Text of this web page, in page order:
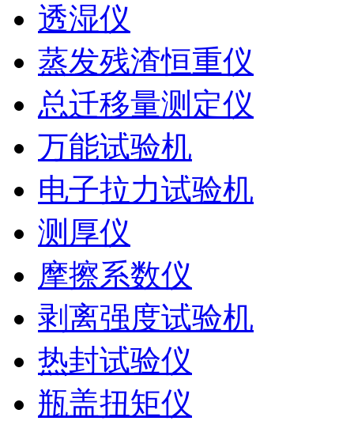
透湿仪
蒸发残渣恒重仪
总迁移量测定仪
万能试验机
电子拉力试验机
测厚仪
摩擦系数仪
剥离强度试验机
热封试验仪
瓶盖扭矩仪